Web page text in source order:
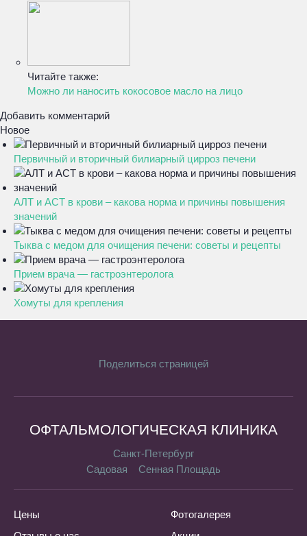
Читайте также:
Можно ли наносить кокосовое масло на лицо
Добавить комментарий
Новое
Первичный и вторичный билиарный цирроз печени
АЛТ и АСТ в крови – какова норма и причины повышения
значений
Тыква с медом для очищения печени: советы и рецепты
Прием врача — гастроэнтеролога
Хомуты для крепления
Поделиться страницей
ОФТАЛЬМОЛОГИЧЕСКАЯ КЛИНИКА
Санкт-Петербург
Садовая
Сенная Площадь
Цены
Фотогалерея